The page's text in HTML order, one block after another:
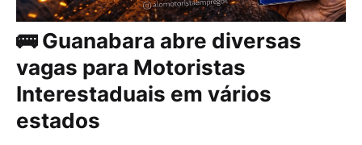
🚌 Guanabara abre diversas
vagas para Motoristas
Interestaduais em vários
estados